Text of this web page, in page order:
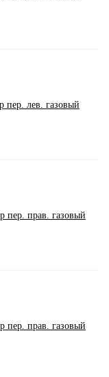
пер. лев. газовый
пер. прав. газовый
пер. прав. газовый